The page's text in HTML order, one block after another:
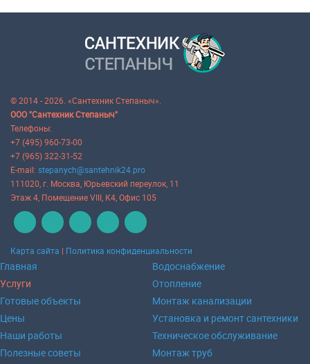
© 2014 - 2026. «Сантехник Степаныч».
ООО "Сантехник Степаныч"
Телефоны:
+7 (495) 960-73-00
+7 (965) 322-31-52
E-mail: stepanych@santehnik24.pro
111020 , г. Москва Юрьевский переулок, 11
Этаж 4, Помещение VIII, К4, Офис 105
Карта сайта | Политика конфиденциальности
Главная
Услуги
Готовые объекты
Цены
Наши работы
Полезные советы
Водоснабжение
Отопление
Монтаж канализации
Установка и ремонт сантехники
Техническое обслуживание
Монтаж труб